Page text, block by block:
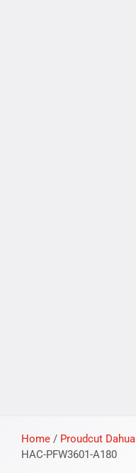
Home / Proudcut Dahua
HAC-PFW3601-A180